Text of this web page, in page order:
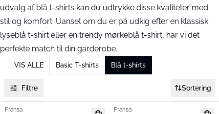
udvalg af blå t-shirts kan du udtrykke disse kvaliteter med
stil og komfort. Uanset om du er på udkig efter en klassisk
lyseblå t-shirt eller en trendy mørkeblå t-shirt, har vi det
perfekte match til din garderobe.
VIS ALLE Basic T-shirts Blå t-shirts
Filtre Sortering
Nyhed
Fransa
Extended size
Fransa